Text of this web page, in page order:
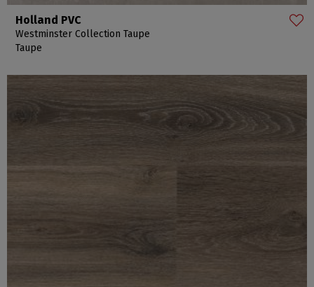
Holland PVC
Westminster Collection Taupe
Taupe